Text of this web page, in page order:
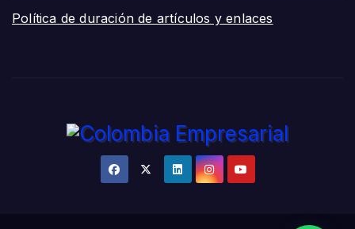
Política de duración de artículos y enlaces